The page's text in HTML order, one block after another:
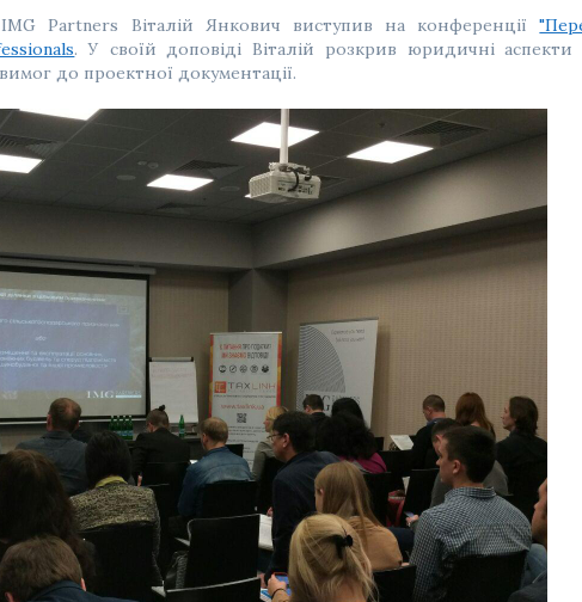
Partners Віталій Янкович виступив на конференції
. У своїй доповіді Віталій розкрив юридичні
до проектної документації.